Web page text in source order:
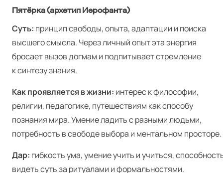
Пятёрка (архетип Иерофанта)
Суть: принцип свободы, опыта, адаптации и поиска
высшего смысла. Через личный опыт эта энергия
бросает вызов догмам и подпитывает стремление
к синтезу знания.
Как проявляется в жизни: интерес к философии,
религии, педагогике, путешествиям как способу
познания мира. Умение ладить с разными людьми,
потребность в свободе выбора и ментальном просторе.
Дар: гибкость ума, умение учить и учиться,
видеть суть за ритуалами и формальностями.